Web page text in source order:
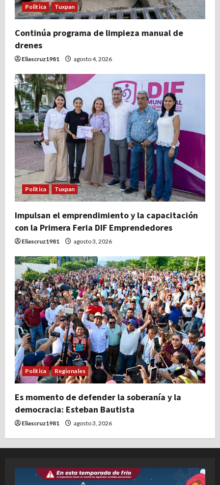
Politica Tuxpan
Continúa programa de limpieza manual de
drenes
Eliascruz1981 agosto 4, 2026
Politica Tuxpan
Impulsan el emprendimiento y la capacitación
con la Primera Feria DIF Emprendedores
Eliascruz1981 agosto 3, 2026
Politica Regionales
Es momento de defender la soberanía y la
democracia: Esteban Bautista
Eliascruz1981 agosto 3, 2026